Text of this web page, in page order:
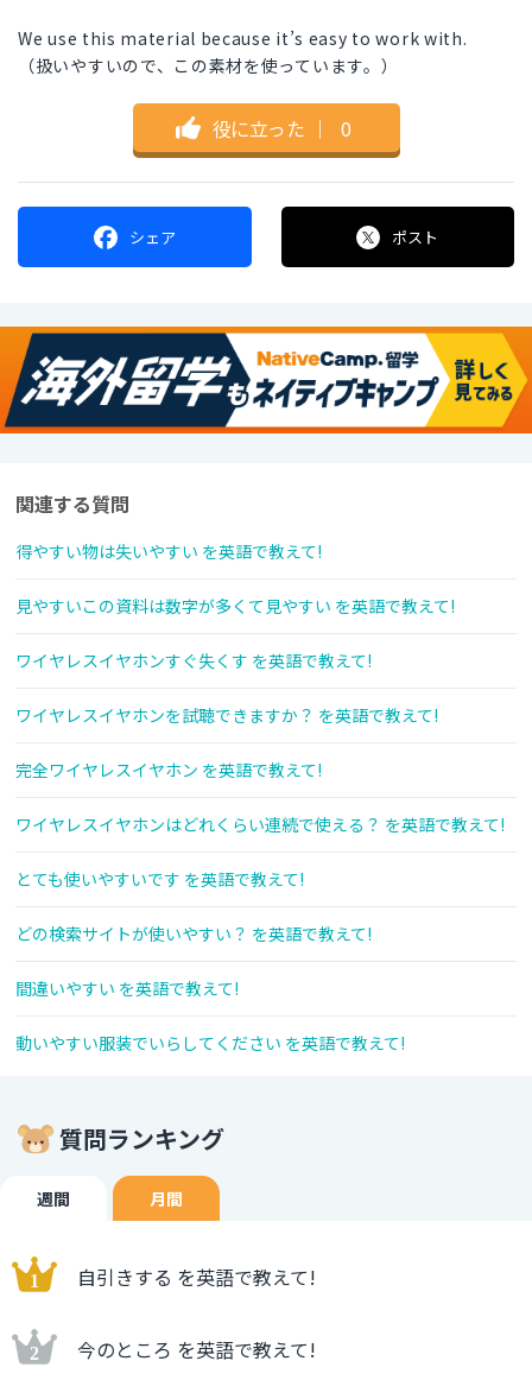
We use this material because it’s easy to work with.
（扱いやすいので、この素材を使っています。）
役に立った ｜ 0
シェア ポスト
関連する質問
得やすい物は失いやすい を英語で教えて!
見やすいこの資料は数字が多くて見やすい を英語で教えて!
ワイヤレスイヤホンすぐ失くす を英語で教えて!
ワイヤレスイヤホンを試聴できますか？ を英語で教えて!
完全ワイヤレスイヤホン を英語で教えて!
ワイヤレスイヤホンはどれくらい連続で使える？ を英語で教えて!
とても使いやすいです を英語で教えて!
どの検索サイトが使いやすい？ を英語で教えて!
間違いやすい を英語で教えて!
動いやすい服装でいらしてください を英語で教えて!
質問ランキング
週間 月間
自引きする を英語で教えて!
今のところ を英語で教えて!